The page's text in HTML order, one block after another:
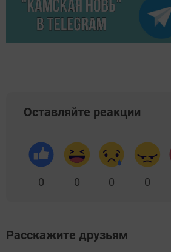
Оставляйте реакции
0 0 0 0
Расскажите друзьям